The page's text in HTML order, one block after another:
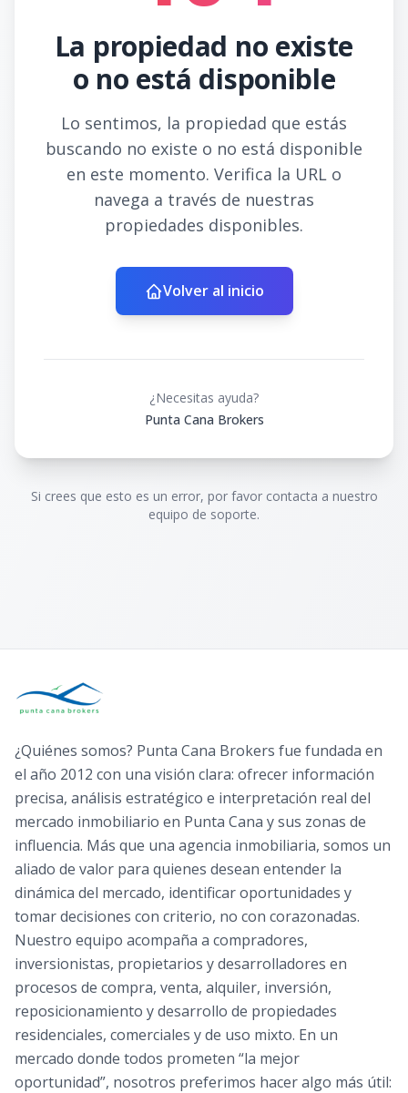
La propiedad no existe
o no está disponible
Lo sentimos, la propiedad que estás
buscando no existe o no está disponible
en este momento. Verifica la URL o
navega a través de nuestras
propiedades disponibles.
Volver al inicio
¿Necesitas ayuda?
Punta Cana Brokers
Si crees que esto es un error, por favor contacta a nuestro
equipo de soporte.
¿Quiénes somos? Punta Cana Brokers fue fundada en
el año 2012 con una visión clara: ofrecer información
precisa, análisis estratégico e interpretación real del
mercado inmobiliario en Punta Cana y sus zonas de
influencia. Más que una agencia inmobiliaria, somos un
aliado de valor para quienes desean entender la
dinámica del mercado, identificar oportunidades y
tomar decisiones con criterio, no con corazonadas.
Nuestro equipo acompaña a compradores,
inversionistas, propietarios y desarrolladores en
procesos de compra, venta, alquiler, inversión,
reposicionamiento y desarrollo de propiedades
residenciales, comerciales y de uso mixto. En un
mercado donde todos prometen “la mejor
oportunidad”, nosotros preferimos hacer algo más útil: